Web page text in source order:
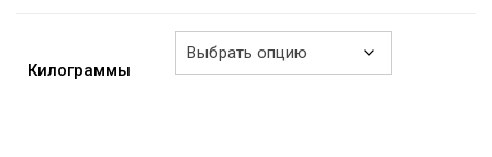
Килограммы